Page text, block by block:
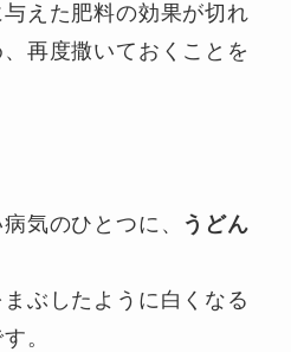
えた肥料の効果が切れ
再度撒いておくことを
気のひとつに、
うどん
ぶしたように白くなる
。